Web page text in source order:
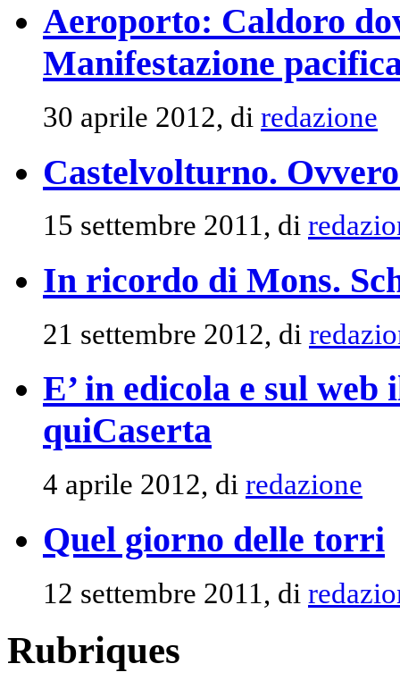
Aeroporto: Caldoro
Manifestazione
30 aprile 2012, di redazione
Castelvolturno.
15 settembre 2011, di
In ricordo di Mons.
21 settembre 2012, di
E’ in edicola e sul
quiCaserta
4 aprile 2012, di redazione
Quel giorno delle torri
12 settembre 2011, di
Rubriques